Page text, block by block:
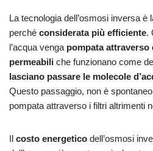
La tecnologia dell’osmosi inversa è
perché considerata più efficiente.
l’acqua venga pompata attraverso
permeabili che funzionano come
lasciano passare le molecole
Questo passaggio, non è
pompata attraverso i filtri altrimenti
Il costo energetico dell’osmosi